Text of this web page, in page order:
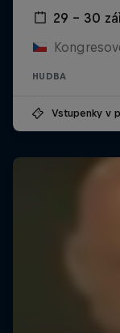
29 – 30
HUDBA
Vstupenky v